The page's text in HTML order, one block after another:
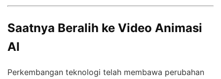
Saatnya Beralih ke Video Animasi
AI
Perkembangan teknologi telah membawa perubahan